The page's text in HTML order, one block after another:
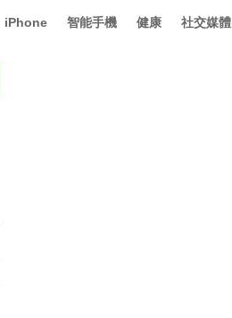
iPhone 智能手機 健康 社交媒體